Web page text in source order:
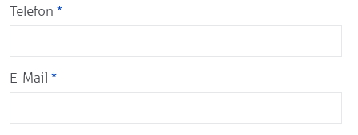
Telefon *
E-Mail *